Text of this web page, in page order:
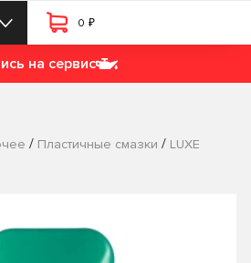
0 ₽
на сервис
/ Пластичные смазки / LUXE